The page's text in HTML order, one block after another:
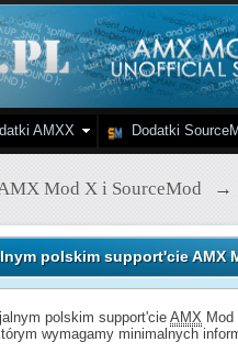
AMXX Dodatki
Mod X i SourceMod →
polskim support'cie AMX
polskim support'cieAMX
wymagamy minimalnych